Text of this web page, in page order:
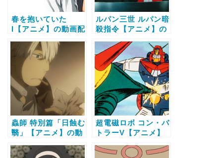
春を抱いていた
I【アニメ】の動画配
料で全話視聴する方
法
ルパン三世 ルパン暗
殺指令【アニメ】の
較と無料で全話視聴
する方法
蟲師 特別篇「日蝕む
翳」【アニメ】の動
と無料で全話視聴す
超電磁ロボ コン・バ
トラーV【アニメ】
比較と無料で全話視